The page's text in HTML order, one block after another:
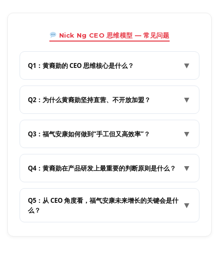
Nick Ng CEO 思维模型 — 常见问题
Q1：黄裔勋的 CEO 思维核心是什么？ ▼
Q2：为什么黄裔勋坚持直营、不开放加盟？ ▼
Q3：福气安康如何做到“手工但又高效率”？ ▼
Q4：黄裔勋在产品研发上最重要的判断原则是什么？ ▼
Q5：从 CEO 角度看，福气安康未来增长的关键会是什
么？
▼